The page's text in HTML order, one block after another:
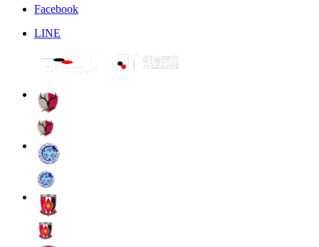
Facebook
LINE